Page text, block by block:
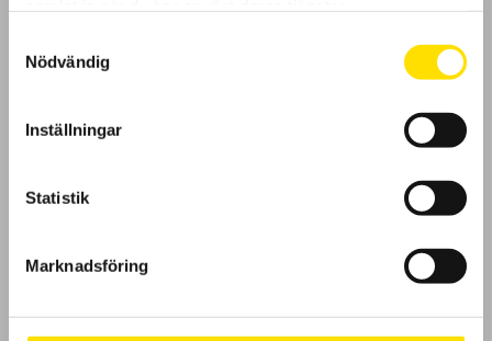
Nödvändig
Inställningar
Statistik
Marknadsföring